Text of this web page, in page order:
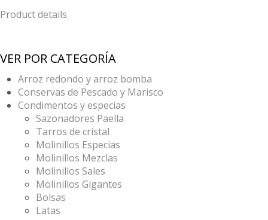
Product details
VER POR CATEGORÍA
Arroz redondo y arroz bomba
Conservas de Pescado y Marisco
Condimentos y especias
Sazonadores Paella
Tarros de cristal
Molinillos Especias
Molinillos Mezclas
Molinillos Sales
Molinillos Gigantes
Bolsas
Latas